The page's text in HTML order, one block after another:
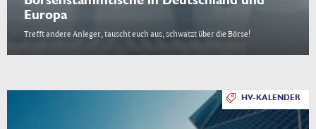
Europa
Trefft andere Anleger, tauscht euch aus, schwatzt über die Börse!
HV-KALENDER